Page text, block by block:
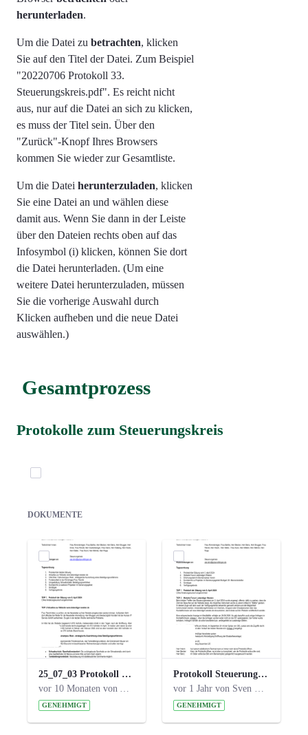
herunterladen.
Um die Datei zu betrachten, klicken
Sie auf den Titel der Datei. Zum Beispiel
"20220706 Protokoll 33.
Steuerungskreis.pdf". Es reicht nicht
aus, nur auf die Datei an sich zu klicken,
es muss der Titel sein. Über den
"Zurück"-Knopf Ihres Browsers
kommen Sie wieder zur Gesamtliste.
Um die Datei herunterzuladen, klicken
Sie eine Datei an und wählen diese
damit aus. Wenn Sie dann in der Leiste
über den Dateien rechts oben auf das
Infosymbol (i) klicken, können Sie dort
die Datei herunterladen. (Um eine
weitere Datei herunterzuladen, müssen
Sie die vorherige Auswahl durch
Klicken aufheben und die neue Datei
auswählen.)
Gesamtprozess
Protokolle zum Steuerungskreis
DOKUMENTE
25_07_03 Protokoll Steuerungskreis.pdf
vor 10 Monaten von Alexander Orlowski
GENEHMIGT
Protokoll Steuerungskreis_06.02.2025 .pdf
vor 1 Jahr von Sven Hitzler
GENEHMIGT